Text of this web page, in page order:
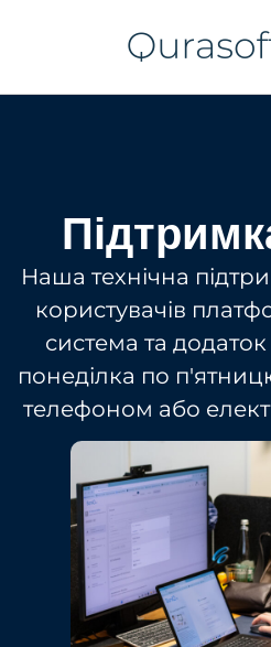
Наша технічна
користувачів
система та додаток
понеділка по
телефоном або